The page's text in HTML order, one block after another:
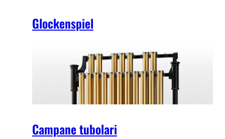
Glockenspiel
Campane tubolari